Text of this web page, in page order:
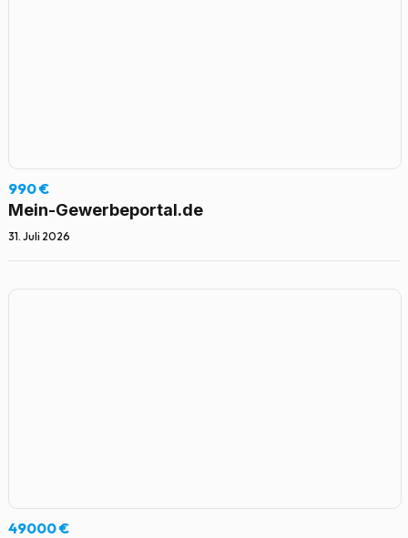
990 €
Mein-Gewerbeportal.de
31. Juli 2026
49000 €